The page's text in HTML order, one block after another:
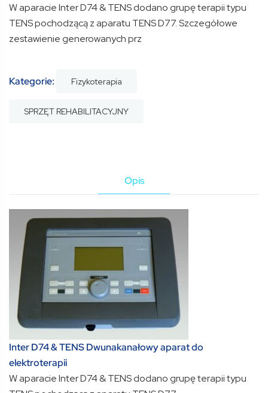
W aparacie Inter D74 & TENS dodano grupę terapii typu
TENS pochodzącą z aparatu TENS D77. Szczegółowe
zestawienie generowanych prz
Kategorie: Fizykoterapia
SPRZĘT REHABILITACYJNY
Opis
Inter D74 & TENS Dwunakanałowy aparat do
elektroterapii
W aparacie Inter D74 & TENS dodano grupę terapii typu